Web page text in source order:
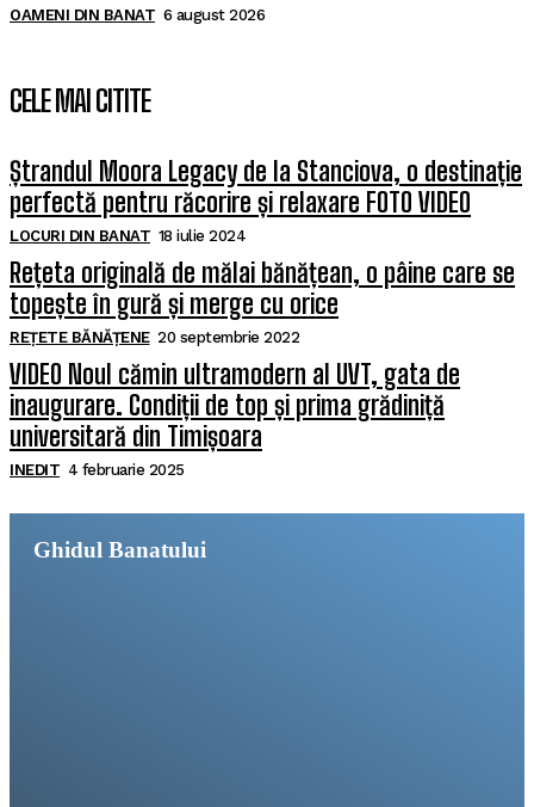
OAMENI DIN BANAT 6 august 2026
CELE MAI CITITE
Ștrandul Moora Legacy de la Stanciova, o destinație
perfectă pentru răcorire și relaxare FOTO VIDEO
LOCURI DIN BANAT 18 iulie 2024
Rețeta originală de mălai bănățean, o pâine care se
topește în gură și merge cu orice
REȚETE BĂNĂȚENE 20 septembrie 2022
VIDEO Noul cămin ultramodern al UVT, gata de
inaugurare. Condiții de top și prima grădiniță
universitară din Timișoara
INEDIT 4 februarie 2025
Ghidul Banatului